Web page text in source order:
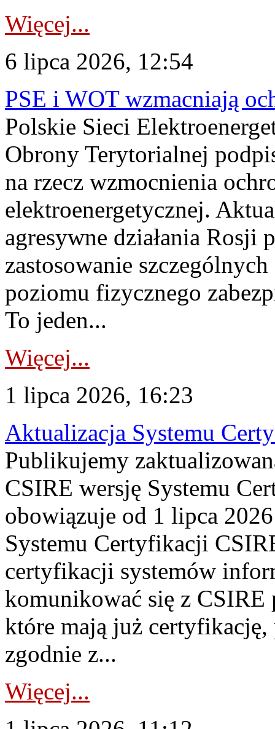
Więcej...
6 lipca 2026, 12:54
PSE i WOT wzmacniają
Polskie Sieci
Obrony Terytorialnej
na rzecz wzmocnienia
elektroenergetycznej.
agresywne działania Rosji
zastosowanie
poziomu fizycznego
To jeden...
Więcej...
1 lipca 2026, 16:23
Aktualizacja Systemu
Publikujemy
CSIRE wersję Systemu
obowiązuje od 1 lipca
Systemu Certyfikacji
certyfikacji systemów
komunikować się z
które mają już
zgodnie z...
Więcej...